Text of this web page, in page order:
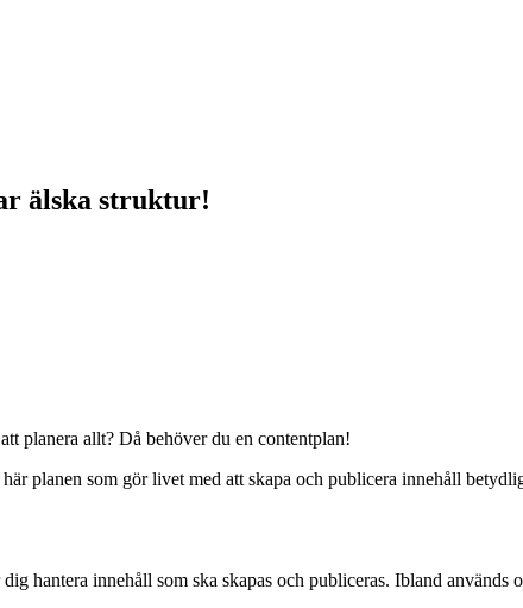
älska struktur!
planera allt? Då behöver du en contentplan!
planen som gör livet med att skapa och publicera innehåll
hantera innehåll som ska skapas och publiceras. Ibland